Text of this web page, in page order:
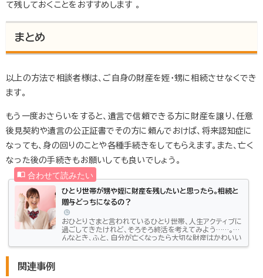
て残しておくことをおすすめします 。
まとめ
以上の方法で相談者様は、ご自身の財産を姪・甥に相続させなくでき
ます。
もう一度おさらいをすると、遺言で信頼できる方に財産を譲り、任意
後見契約や遺言の公正証書でその方に頼んでおけば、将来認知症に
なっても、身の回りのことや各種手続きをしてもらえます。また、亡く
なった後の手続きもお願いしても良いでしょう。
ひとり世帯が甥や姪に財産を残したいと思ったら。相続と
贈与どっちになるの？
おひとりさまと言われているひとり世帯、人生アクティブに
過ごしてきたけれど、そろそろ終活を考えてみよう……。そ
んなとき、ふと、自分が亡くなったら大切な財産はかわいい
姪っ子（甥っ子）に相続してあげたいという望みが脳裏に浮
関連事例